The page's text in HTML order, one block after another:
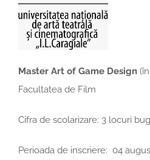
Master Art of Game Design
Facultatea de Film
Cifra de scolarizare: 3 locuri
Perioada de inscriere: 04